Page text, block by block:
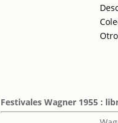
Festivales Wagner 1955 :